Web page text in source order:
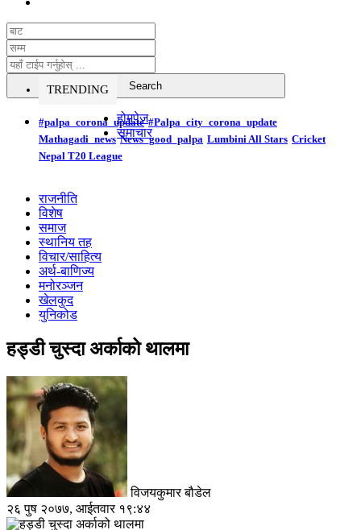
TRENDING
#palpa_corona_update #Palpa_city_corona_update
Mathagadi_news News_good_palpa Lumbini All Stars Cricket
Nepal T20 League
होमपेज
समाचार
राजनीति
विशेष
समाज
स्थानिय तह
विचार/साहित्य
अर्थ-बाणिज्य
मनोरञ्जन
खेलकुद
युनिकोड
हड्डी चुस्दा अर्काको थालमा
विजयकुमार बौडेल
२६ पुष २०७७, आईतवार १९:४४